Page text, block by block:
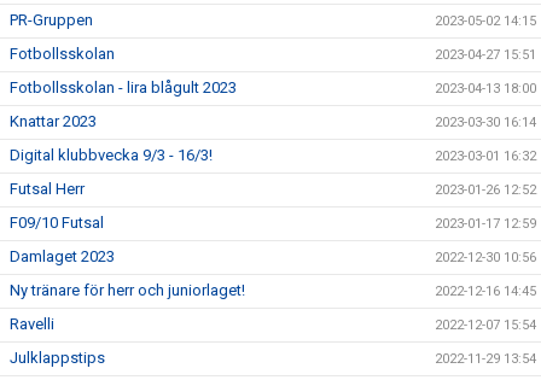
PR-Gruppen 2023-05-02 14:15
Fotbollsskolan 2023-04-27 15:51
Fotbollsskolan - lira blågult 2023 2023-04-13 18:00
Knattar 2023 2023-03-30 16:14
Digital klubbvecka 9/3 - 16/3! 2023-03-01 16:32
Futsal Herr 2023-01-26 12:52
F09/10 Futsal 2023-01-17 12:59
Damlaget 2023 2022-12-30 10:56
Ny tränare för herr och juniorlaget! 2022-12-16 14:45
Ravelli 2022-12-07 15:54
Julklappstips 2022-11-29 13:54